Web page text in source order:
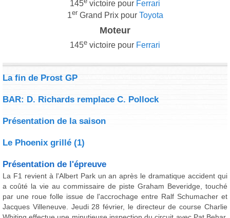
145 victoire pour Ferrari
1er Grand Prix pour Toyota
Moteur
145e victoire pour Ferrari
La fin de Prost GP
BAR: D. Richards remplace C. Pollock
Présentation de la saison
Le Phoenix grillé (1)
Présentation de l'épreuve
La F1 revient à l'Albert Park un an après le dramatique accident qui
a coûté la vie au commissaire de piste Graham Beveridge, touché
par une roue folle issue de l'accrochage entre Ralf Schumacher et
Jacques Villeneuve. Jeudi 28 février, le directeur de course Charlie